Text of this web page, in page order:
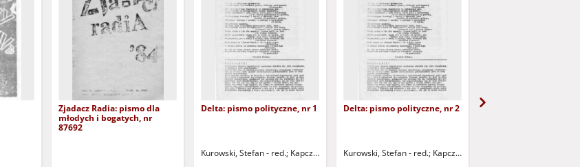
Zjadacz Radia: pismo dla
młodych i bogatych, nr
87692
Delta: pismo polityczne, nr 1
Kurowski, Stefan - red. Kapczyński, Piotr - red. Kapczyński, Maciej - red.
Delta: pismo polityczne, nr 2
Kurowski, Stefan - red. Kapczyński, Piotr - red.